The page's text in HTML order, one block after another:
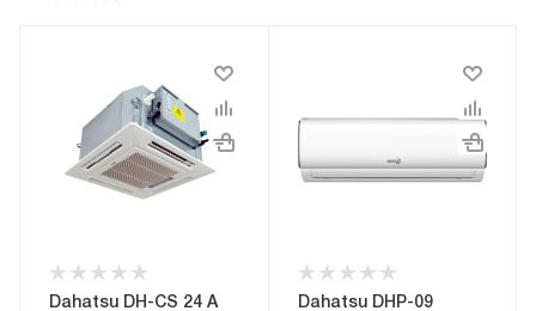
Dahatsu DH-CS 24 A
Dahatsu DHP-09